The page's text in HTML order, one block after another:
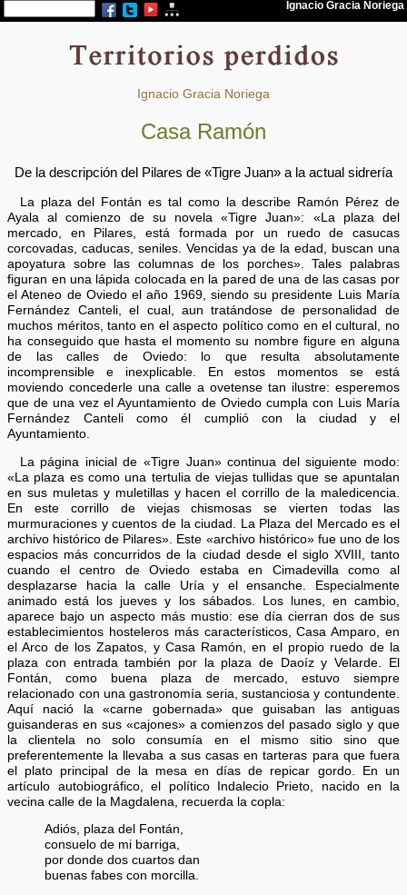
Ignacio Gracia Noriega
Casa Ramón
De la descripción del Pilares de «Tigre Juan» a la actual sidrería
La plaza del Fontán es tal como la describe Ramón Pérez de
Ayala al comienzo de su novela «Tigre Juan»: «La plaza del
mercado, en Pilares, está formada por un ruedo de casucas
corcovadas, caducas, seniles. Vencidas ya de la edad, buscan una
apoyatura sobre las columnas de los porches». Tales palabras
figuran en una lápida colocada en la pared de una de las casas por
el Ateneo de Oviedo el año 1969, siendo su presidente Luis María
Fernández Canteli, el cual, aun tratándose de personalidad de
muchos méritos, tanto en el aspecto político como en el cultural, no
ha conseguido que hasta el momento su nombre figure en alguna
de las calles de Oviedo: lo que resulta absolutamente
incomprensible e inexplicable. En estos momentos se está
moviendo concederle una calle a ovetense tan ilustre: esperemos
que de una vez el Ayuntamiento de Oviedo cumpla con Luis María
Fernández Canteli como él cumplió con la ciudad y el
Ayuntamiento.
La página inicial de «Tigre Juan» continua del siguiente modo:
«La plaza es como una tertulia de viejas tullidas que se apuntalan
en sus muletas y muletillas y hacen el corrillo de la maledicencia.
En este corrillo de viejas chismosas se vierten todas las
murmuraciones y cuentos de la ciudad. La Plaza del Mercado es el
archivo histórico de Pilares». Este «archivo histórico» fue uno de los
espacios más concurridos de la ciudad desde el siglo XVIII, tanto
cuando el centro de Oviedo estaba en Cimadevilla como al
desplazarse hacia la calle Uría y el ensanche. Especialmente
animado está los jueves y los sábados. Los lunes, en cambio,
aparece bajo un aspecto más mustio: ese día cierran dos de sus
establecimientos hosteleros más característicos, Casa Amparo, en
el Arco de los Zapatos, y Casa Ramón, en el propio ruedo de la
plaza con entrada también por la plaza de Daoíz y Velarde. El
Fontán, como buena plaza de mercado, estuvo siempre
relacionado con una gastronomía seria, sustanciosa y contundente.
Aquí nació la «carne gobernada» que guisaban las antiguas
guisanderas en sus «cajones» a comienzos del pasado siglo y que
la clientela no solo consumía en el mismo sitio sino que
preferentemente la llevaba a sus casas en tarteras para que fuera
el plato principal de la mesa en días de repicar gordo. En un
artículo autobiográfico, el político Indalecio Prieto, nacido en la
vecina calle de la Magdalena, recuerda la copla:
Adiós, plaza del Fontán,
consuelo de mi barriga,
por donde dos cuartos dan
buenas fabes con morcilla.